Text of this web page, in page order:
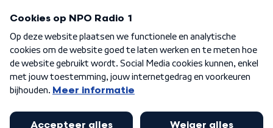
Algemene voorwaarden Privacybeleid